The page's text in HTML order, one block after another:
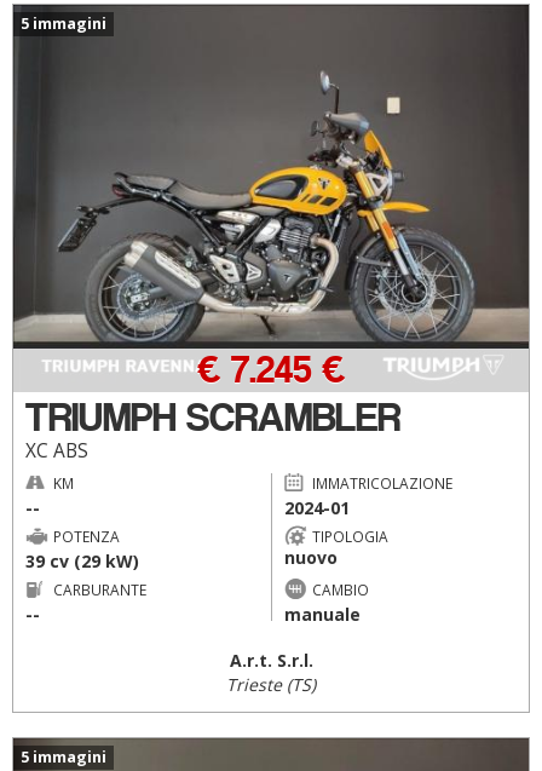
5 immagini
TRIUMPH SCRAMBLER
XC ABS
€ 7.245 €
KM
--
IMMATRICOLAZIONE
2024-01
POTENZA
39 cv (29 kW)
TIPOLOGIA
nuovo
CARBURANTE
--
CAMBIO
manuale
A.r.t. S.r.l.
Trieste (TS)
5 immagini